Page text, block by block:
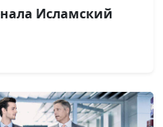
Исламский